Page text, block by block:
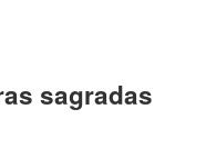
sagradas